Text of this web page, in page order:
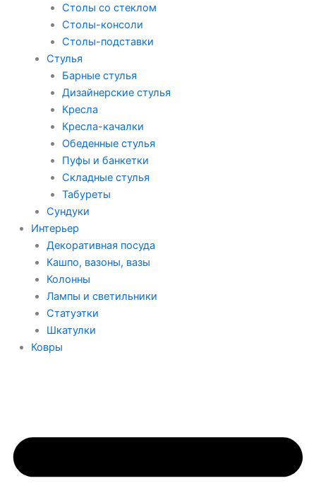
Столы со стеклом
Столы-консоли
Столы-подставки
Стулья
Барные стулья
Дизайнерские стулья
Кресла
Кресла-качалки
Обеденные стулья
Пуфы и банкетки
Складные стулья
Табуреты
Сундуки
Интерьер
Декоративная посуда
Кашпо, вазоны, вазы
Колонны
Лампы и светильники
Статуэтки
Шкатулки
Ковры